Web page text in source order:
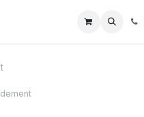
Société